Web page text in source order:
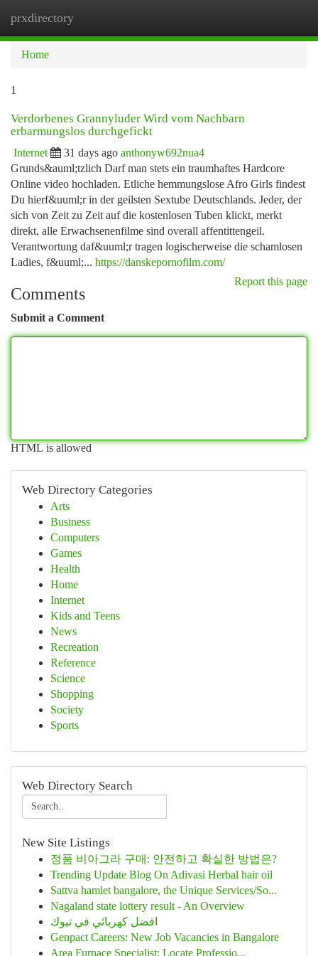
prxdirectory
Home
1
Verdorbenes Grannyluder Wird vom Nachbarn
erbarmungslos durchgefickt
Internet 31 days ago anthonyw692nua4
Grunds&auml;tzlich Darf man stets ein traumhaftes Hardcore
Online video hochladen. Etliche hemmungslose Afro Girls findest
Du hierf&uuml;r in der geilsten Sextube Deutschlands. Jeder, der
sich von Zeit zu Zeit auf die kostenlosen Tuben klickt, merkt
direkt, alle Erwachsenenfilme sind overall affentittengeil.
Verantwortung daf&uuml;r tragen logischerweise die schamlosen
Ladies, f&uuml;... https://danskepornofilm.com/
Report this page
Comments
Submit a Comment
HTML is allowed
Web Directory Categories
Arts
Business
Computers
Games
Health
Home
Internet
Kids and Teens
News
Recreation
Reference
Science
Shopping
Society
Sports
Web Directory Search
New Site Listings
정품 비아그라 구매: 안전하고 확실한 방법은?
Trending Update Blog On Adivasi Herbal hair oil
Sattva hamlet bangalore, the Unique Services/So...
Nagaland state lottery result - An Overview
افضل كهربائي في تبوك
Genpact Careers: New Job Vacancies in Bangalore
Area Furnace Specialist: Locate Professio...